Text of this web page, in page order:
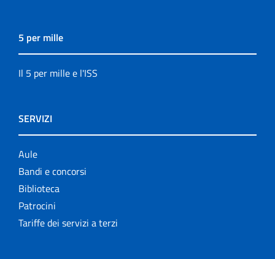
5 per mille
Il 5 per mille e l'ISS
SERVIZI
Aule
Bandi e concorsi
Biblioteca
Patrocini
Tariffe dei servizi a terzi